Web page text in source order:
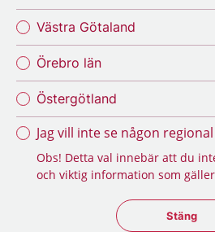
Västra Götaland
Örebro län
Östergötland
Jag vill inte se någon
Obs! Detta val innebär att du
och viktig information som
Stäng
Stäng